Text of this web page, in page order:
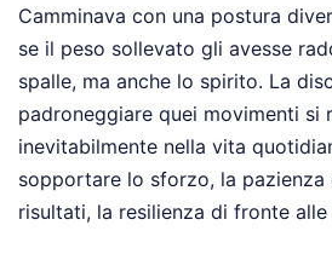
Camminava con una postura
se il peso sollevato gli avesse
spalle, ma anche lo spirito. La
padroneggiare quei movimenti si
inevitabilmente nella vita
sopportare lo sforzo, la pazienza
risultati, la resilienza di fronte